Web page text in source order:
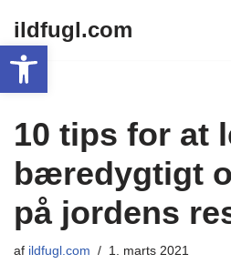
Spring
til
indhold
ildfugl.com
10 tips for at
bæredygtigt
på jordens
af ildfugl.com 1. marts 2021
Open toolbar